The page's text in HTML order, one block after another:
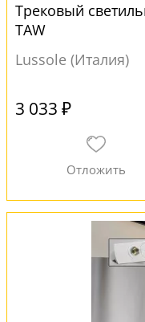
Трековый
TAW
Lussole (Италия)
3 033 ₽